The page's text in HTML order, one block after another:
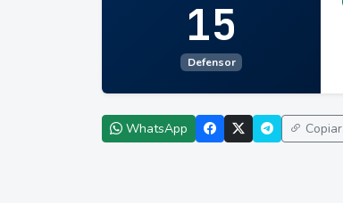
15
Defensor
WhatsApp Copiar